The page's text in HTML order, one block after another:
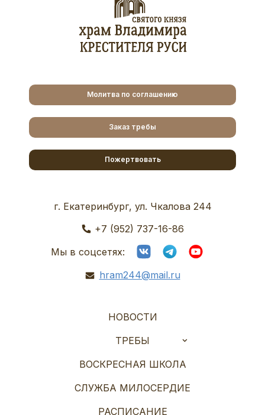
Молитва по соглашению
Заказ требы
Пожертвовать
г. Екатеринбург, ул. Чкалова 244
+7 (952) 737-16-86
Мы в соцсетях:
hram244@mail.ru
НОВОСТИ
ТРЕБЫ
ВОСКРЕСНАЯ ШКОЛА
СЛУЖБА МИЛОСЕРДИЕ
РАСПИСАНИЕ